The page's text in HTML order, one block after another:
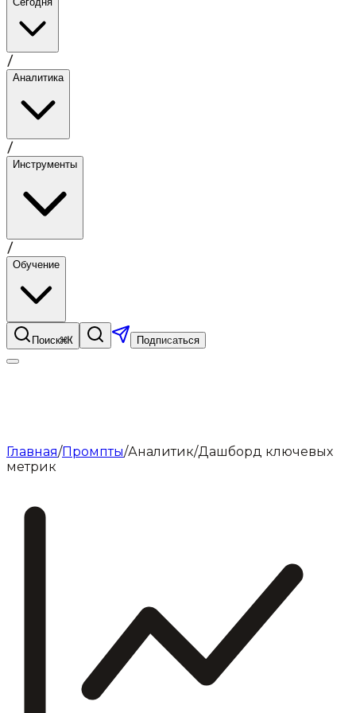
/
Аналитика
/
Инструменты
/
Обучение
Поиск⌘K Подписаться
Главная/Промпты/Аналитик/Дашборд ключевых
метрик